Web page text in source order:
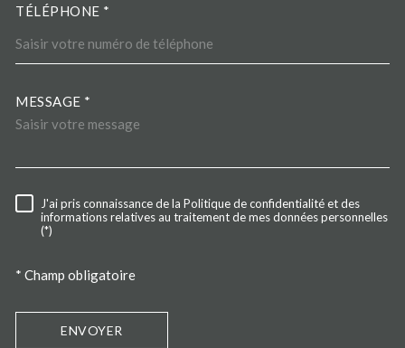
TÉLÉPHONE *
MESSAGE *
RÈGLEMENTATION
J'ai pris connaissance de la Politique de confidentialité et des
informations relatives au traitement de mes données personnelles
(*)
* Champ obligatoire
ENVOYER